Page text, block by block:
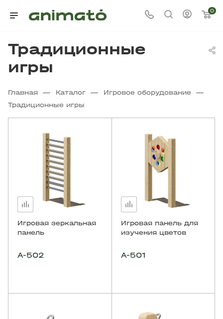
0
Традиционные
игры
Главная — Каталог — Игровое оборудование —
Традиционные игры
Игровая зеркальная
панель
A-502
Игровая панель для
изучения цветов
A-501